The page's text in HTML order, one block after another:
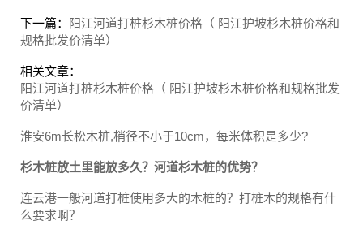
下一篇：
阳江河道打桩杉木桩价格（ 阳江护坡杉木桩价格和
规格批发价清单）
相关文章：
阳江河道打桩杉木桩价格（ 阳江护坡杉木桩价格和规格批发
价清单）
淮安6m长松木桩,梢径不小于10cm，每米体积是多少?
杉木桩放土里能放多久？河道杉木桩的优势？
连云港一般河道打桩使用多大的木桩的？打桩木的规格有什
么要求啊？